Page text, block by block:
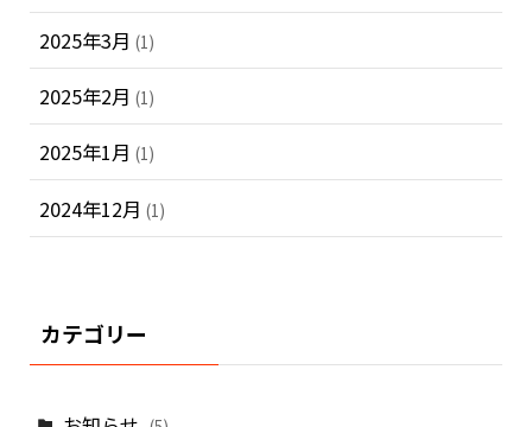
2025年3月 (1)
2025年2月 (1)
2025年1月 (1)
2024年12月 (1)
カテゴリー